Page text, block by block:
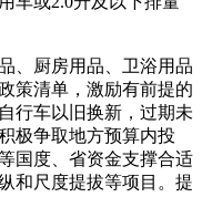
厨房用品、卫浴用品
策清单，激励有前提的
行车以旧换新，过期未
极争取地方预算内投
国度、省资金支撑合适
和尺度提拔等项目。提